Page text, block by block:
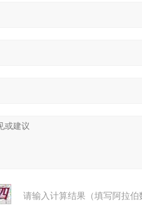
请输入计算结果（填写阿拉